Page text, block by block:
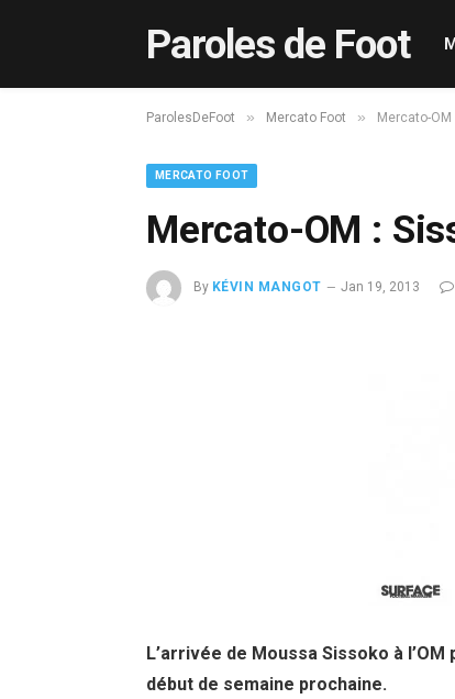
Paroles de Foot
ParolesDeFoot » Mercato Foot » Mercato-
MERCATO FOOT
Mercato-OM :
By KÉVIN MANGOT Jan 19, 2013
L’arrivée de Moussa Sissoko à
début de semaine prochaine.